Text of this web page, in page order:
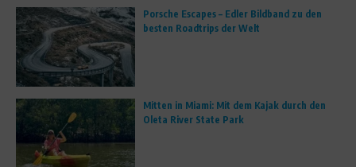
Porsche Escapes – Edler Bildband zu den
besten Roadtrips der Welt
Mitten in Miami: Mit dem Kajak durch den
Oleta River State Park